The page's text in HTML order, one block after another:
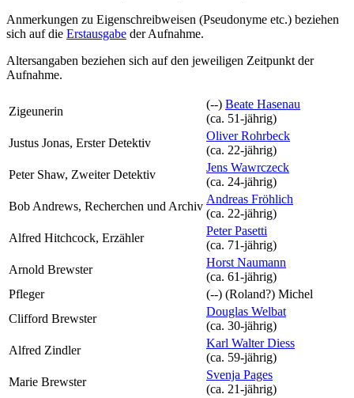
Anmerkungen zu Eigenschreibweisen (Pseudonyme etc.) beziehen
sich auf die Erstausgabe der Aufnahme.
Altersangaben beziehen sich auf den jeweiligen Zeitpunkt der
Aufnahme.
Zigeunerin
(--) Beate Hasenau
(ca. 51‑jährig)
Justus Jonas, Erster Detektiv
Oliver Rohrbeck
(ca. 22‑jährig)
Peter Shaw, Zweiter Detektiv
Jens Wawrczeck
(ca. 24‑jährig)
Bob Andrews, Recherchen und Archiv
Andreas Fröhlich
(ca. 22‑jährig)
Alfred Hitchcock, Erzähler
Peter Pasetti
(ca. 71‑jährig)
Arnold Brewster
Horst Naumann
(ca. 61‑jährig)
Pfleger
(--) (Roland?) Michel
Clifford Brewster
Douglas Welbat
(ca. 30‑jährig)
Alfred Zindler
Karl Walter Diess
(ca. 59‑jährig)
Marie Brewster
Svenja Pages
(ca. 21‑jährig)